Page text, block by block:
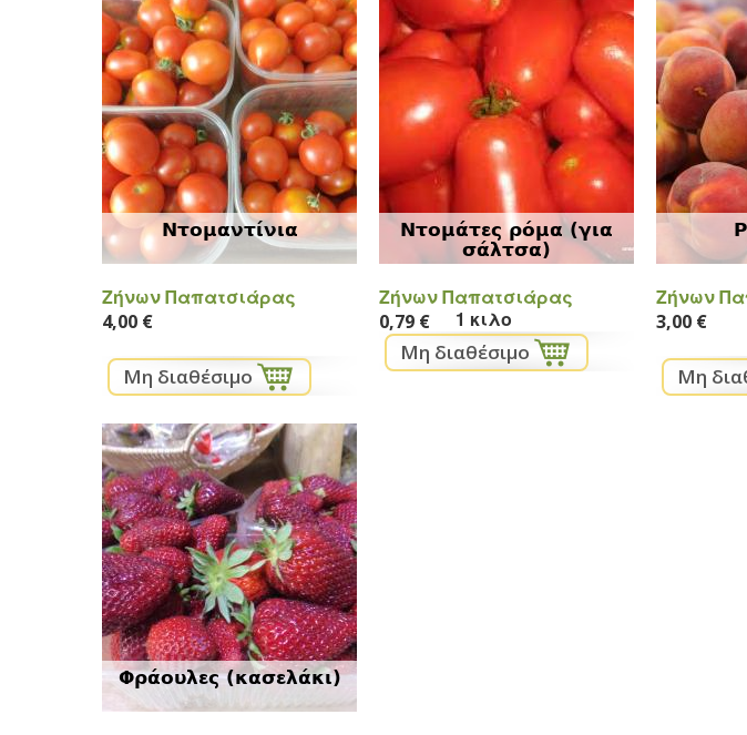
Ντομαντίνια
Ζήνων Παπατσιάρας
4,00 €
Ντομάτες ρόμα (για
σάλτσα)
Ζήνων Παπατσιάρας
0,79 € 1 κιλο
Ζήνων
3,00 €
Φράουλες (κασελάκι)